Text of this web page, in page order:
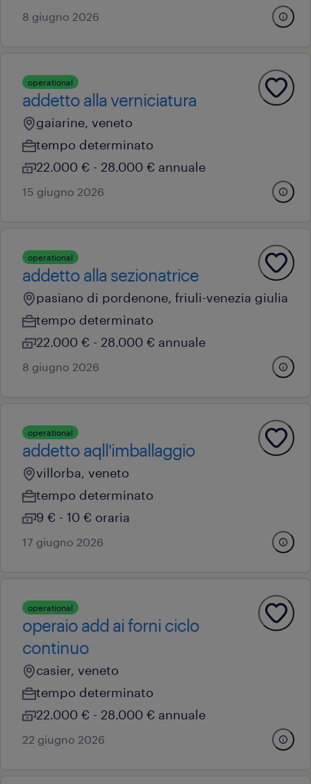
8 giugno 2026
operational
addetto alla verniciatura
gaiarine, veneto
tempo determinato
22.000 € - 28.000 € annuale
15 giugno 2026
operational
addetto alla sezionatrice
pasiano di pordenone, friuli-venezia giulia
tempo determinato
22.000 € - 28.000 € annuale
8 giugno 2026
operational
addetto aqll'imballaggio
villorba, veneto
tempo determinato
9 € - 10 € oraria
17 giugno 2026
operational
operaio add ai forni ciclo
continuo
casier, veneto
tempo determinato
22.000 € - 28.000 € annuale
22 giugno 2026